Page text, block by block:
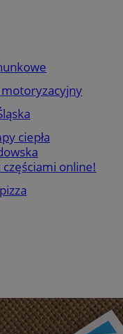
ciepła
online!